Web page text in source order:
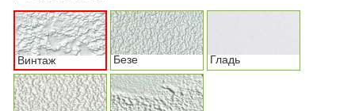
Винтаж Безе Гладь